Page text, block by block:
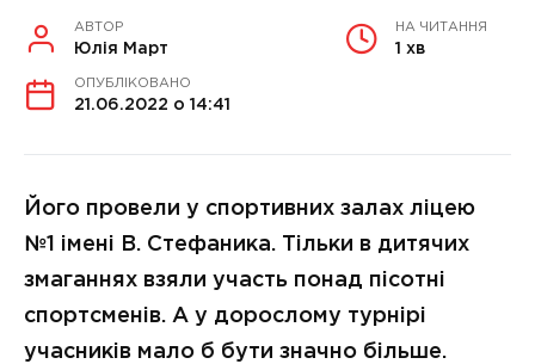
АВТОР
Юлія Март
НА ЧИТАННЯ
1 хв
ОПУБЛІКОВАНО
21.06.2022 о 14:41
Його провели у спортивних залах ліцею
№1 імені В. Стефаника. Тільки в дитячих
змаганнях взяли участь понад пісотні
спортсменів. А у дорослому турнірі
учасників мало б бути значно більше.